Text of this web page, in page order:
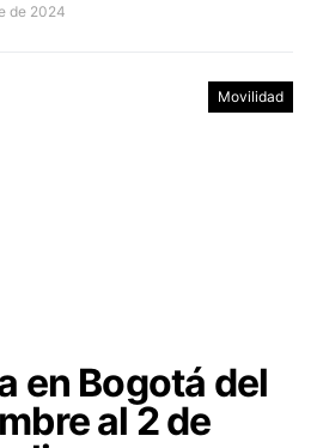
de 2024
Movilidad
en Bogotá del
al 2 de